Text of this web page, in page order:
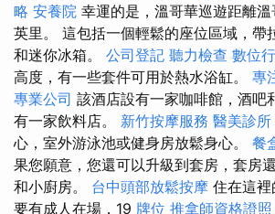
略 安養院 幸運的是，溫哥華巡遊距離
英里。 這包括一個輕鬆的座位區域，帶
和迷你冰箱。 公司登記 聽力檢查 數位
高度，有一些套件可用於熱水浴缸。 專
專業公司 該酒店設有一家咖啡館，酒吧
有一家飲料店。 新竹按摩服務 醫美診所
心，室外游泳池或健身房放鬆身心。 餐
果您願意，您還可以升級到套房，套房
和小廚房。 台中頭部放鬆按摩 住在這裡
要有成人在場，19 牌位 推拿師資格證照